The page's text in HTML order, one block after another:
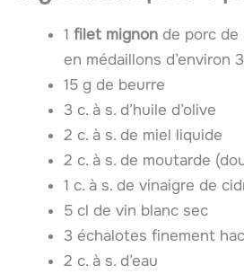
1 filet mignon de porc de
en médaillons d’environ
15 g de beurre
3 c. à s. d’huile d’olive
2 c. à s. de miel liquide
2 c. à s. de moutarde
1 c. à s. de vinaigre de
5 cl de vin blanc sec
3 échalotes finement
2 c. à s. d’eau